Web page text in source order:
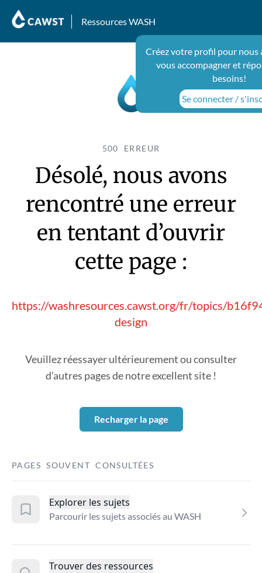
Ressources WASH
Créez votre profil pour nous
vous accompagner et
besoins!
Se connecter /
500 ERREUR
Désolé, nous avons
rencontré une erreur
en tentant d’ouvrir
cette page :
https://washresources.cawst.org/fr/topics/
design
Veuillez réessayer ultérieurement ou consulter
d’autres pages de notre excellent site !
Recharger la page
PAGES SOUVENT CONSULTÉES
Explorer les sujets
Parcourir les sujets associés au WASH
Trouver des ressources